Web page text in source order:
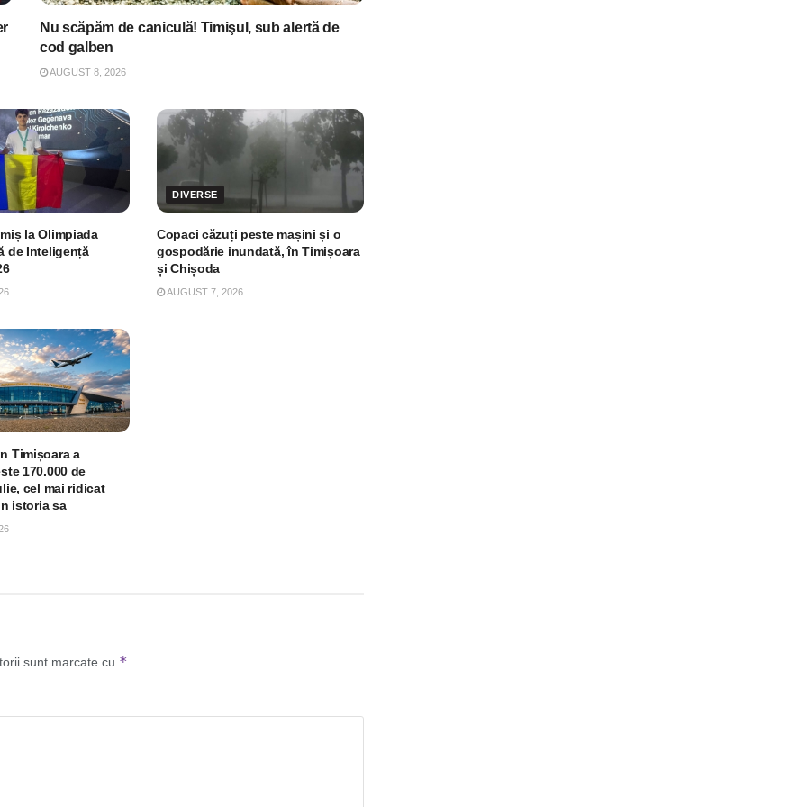
Nu scăpăm de caniculă! Timişul, sub alertă de
cod galben
AUGUST 8, 2026
la Olimpiada
de Inteligență
DIVERSE
Copaci căzuți peste mașini și o
gospodărie inundată, în Timișoara
și Chișoda
AUGUST 7, 2026
Timișoara a
170.000 de
cel mai ridicat
istoria sa
sunt marcate cu *